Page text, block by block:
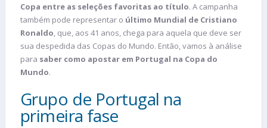
Copa entre as seleções favoritas ao título. A campanha
também pode representar o último Mundial de Cristiano
Ronaldo, que, aos 41 anos, chega para aquela que deve ser
sua despedida das Copas do Mundo. Então, vamos à análise
para saber como apostar em Portugal na Copa do
Mundo.
Grupo de Portugal na
primeira fase